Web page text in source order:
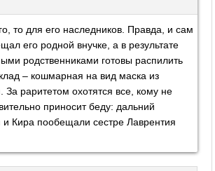
то для его наследников. Правда, и сам
его родной внучке, а в результате
родственниками готовы распилить
– кошмарная на вид маска из
За раритетом охотятся все, кому не
приносит беду: дальний
Кира пообещали сестре Лаврентия